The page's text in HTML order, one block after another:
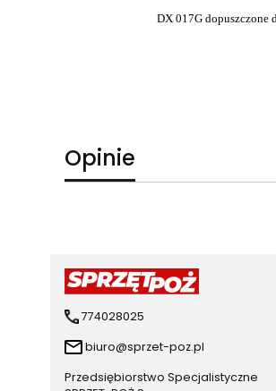
DX 017G dopuszczone
Opinie
774028025
biuro@sprzet-poz.pl
Przedsiębiorstwo Specjalistyczne